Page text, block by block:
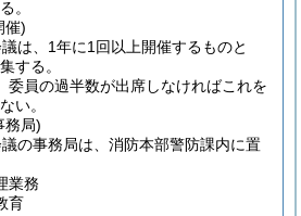
。
催)
は、1年に1回以上開催するものと
する。
委員の過半数が出席しなければこれを
い。
務局)
の事務局は、消防本部警防課内に置
業務
育